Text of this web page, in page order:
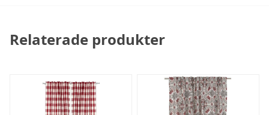
Relaterade produkter